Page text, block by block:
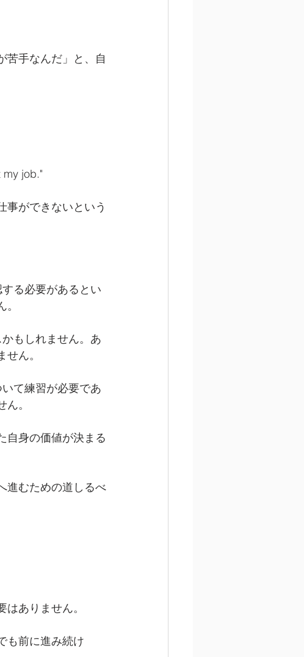
苦手なんだ」と、自
job."
事ができないという
る必要があるとい
もしれません。あ
ん。
て練習が必要であ
。
自身の価値が決まる
進むための道しるべ
ありません。
も前に進み続け